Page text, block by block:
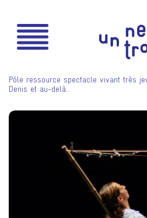
Pôle ressource spectacle vivant très
Denis et au-delà…